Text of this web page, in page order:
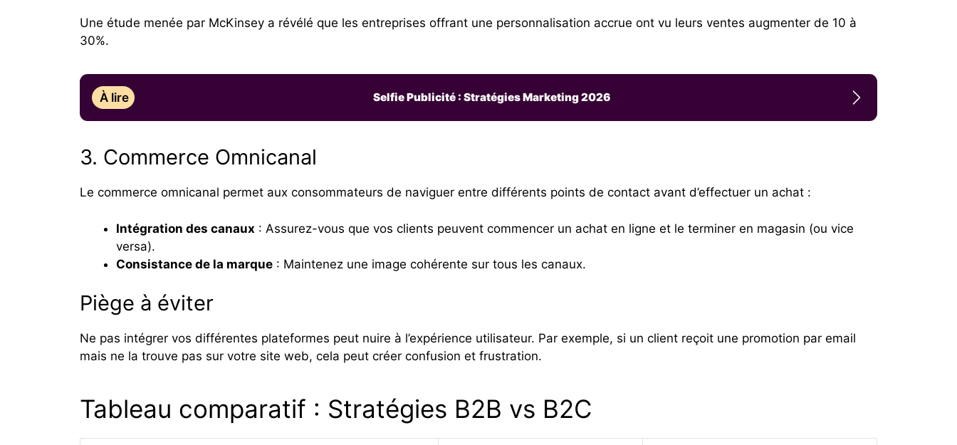
Une étude menée par McKinsey a révélé que les entreprises offrant une personnalisation accrue ont vu leurs ventes augmenter de 10 à
30%.
À lire Selfie Publicité : Stratégies Marketing 2026
3. Commerce Omnicanal
Le commerce omnicanal permet aux consommateurs de naviguer entre différents points de contact avant d’effectuer un achat :
Intégration des canaux : Assurez-vous que vos clients peuvent commencer un achat en ligne et le terminer en magasin (ou vice
versa).
Consistance de la marque : Maintenez une image cohérente sur tous les canaux.
Piège à éviter
Ne pas intégrer vos différentes plateformes peut nuire à l’expérience utilisateur. Par exemple, si un client reçoit une promotion par email
mais ne la trouve pas sur votre site web, cela peut créer confusion et frustration.
Tableau comparatif : Stratégies B2B vs B2C